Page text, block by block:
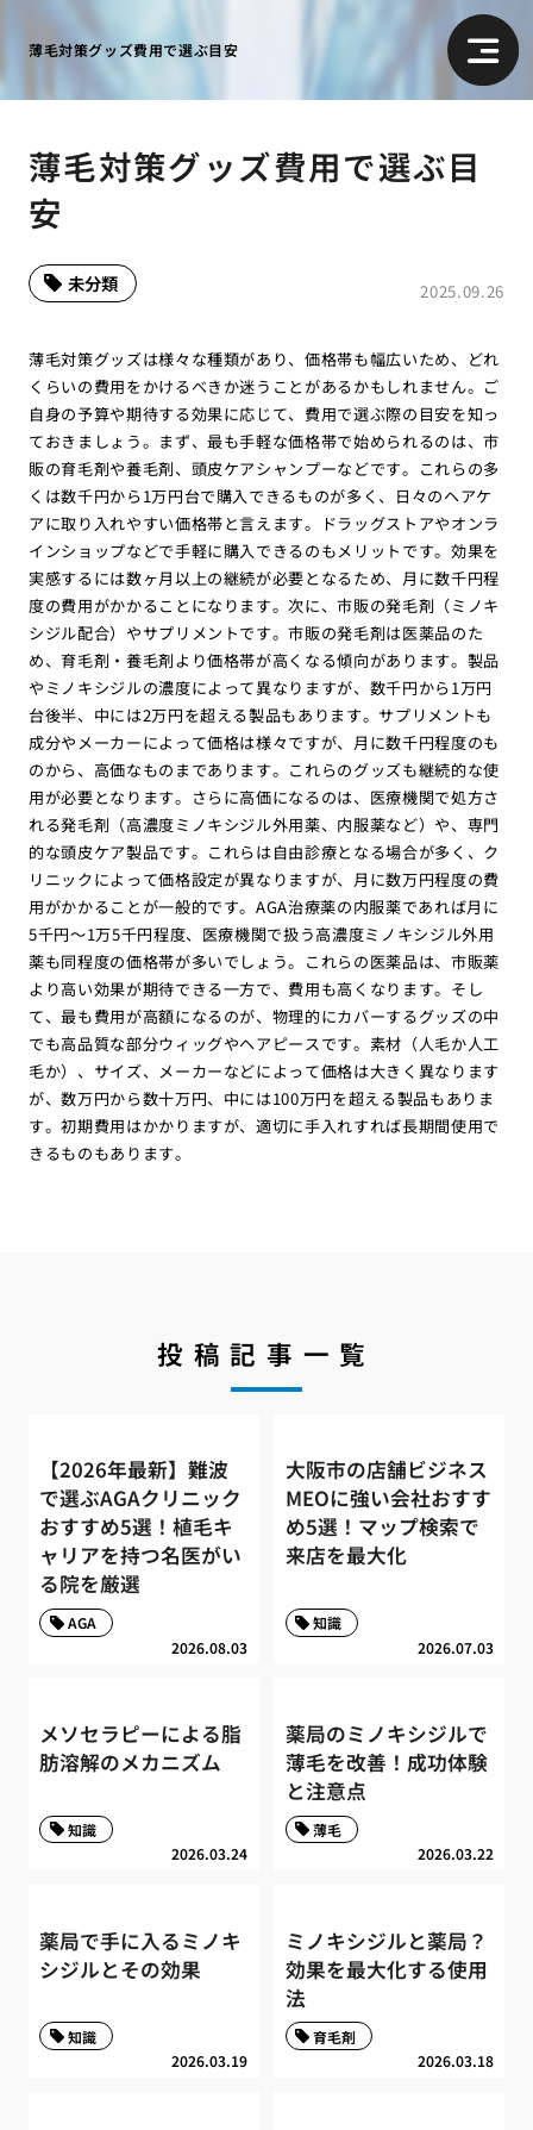
薄毛対策グッズ費用で選ぶ目安
薄毛対策グッズ費用で選ぶ目
安
2025.09.26
未分類
薄毛対策グッズは様々な種類があり、価格帯も幅広いため、どれ
くらいの費用をかけるべきか迷うことがあるかもしれません。ご
自身の予算や期待する効果に応じて、費用で選ぶ際の目安を知っ
ておきましょう。まず、最も手軽な価格帯で始められるのは、市
販の育毛剤や養毛剤、頭皮ケアシャンプーなどです。これらの多
くは数千円から1万円台で購入できるものが多く、日々のヘアケ
アに取り入れやすい価格帯と言えます。ドラッグストアやオンラ
インショップなどで手軽に購入できるのもメリットです。効果を
実感するには数ヶ月以上の継続が必要となるため、月に数千円程
度の費用がかかることになります。次に、市販の発毛剤（ミノキ
シジル配合）やサプリメントです。市販の発毛剤は医薬品のた
め、育毛剤・養毛剤より価格帯が高くなる傾向があります。製品
やミノキシジルの濃度によって異なりますが、数千円から1万円
台後半、中には2万円を超える製品もあります。サプリメントも
成分やメーカーによって価格は様々ですが、月に数千円程度のも
のから、高価なものまであります。これらのグッズも継続的な使
用が必要となります。さらに高価になるのは、医療機関で処方さ
れる発毛剤（高濃度ミノキシジル外用薬、内服薬など）や、専門
的な頭皮ケア製品です。これらは自由診療となる場合が多く、ク
リニックによって価格設定が異なりますが、月に数万円程度の費
用がかかることが一般的です。AGA治療薬の内服薬であれば月に
5千円〜1万5千円程度、医療機関で扱う高濃度ミノキシジル外用
薬も同程度の価格帯が多いでしょう。これらの医薬品は、市販薬
より高い効果が期待できる一方で、費用も高くなります。そし
て、最も費用が高額になるのが、物理的にカバーするグッズの中
でも高品質な部分ウィッグやヘアピースです。素材（人毛か人工
毛か）、サイズ、メーカーなどによって価格は大きく異なります
が、数万円から数十万円、中には100万円を超える製品もありま
す。初期費用はかかりますが、適切に手入れすれば長期間使用で
きるものもあります。
投稿記事一覧
【2026年最新】難波
で選ぶAGAクリニック
おすすめ5選！植毛キ
ャリアを持つ名医がい
る院を厳選
2026.08.03
AGA
大阪市の店舗ビジネス
MEOに強い会社おすす
め5選！マップ検索で
来店を最大化
2026.07.03
知識
メソセラピーによる脂
肪溶解のメカニズム
2026.03.24
知識
薬局のミノキシジルで
薄毛を改善！成功体験
と注意点
2026.03.22
薄毛
薬局で手に入るミノキ
シジルとその効果
2026.03.19
知識
ミノキシジルと薬局？
効果を最大化する使用
法
2026.03.18
育毛剤